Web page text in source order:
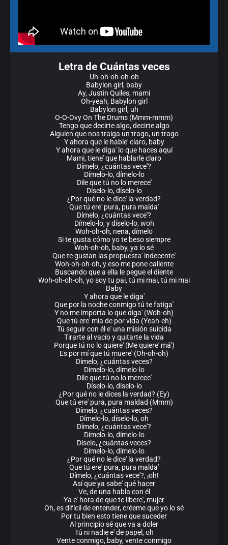
Letra de Cuántas veces
Uh-oh-oh-oh-oh
Babylon girl, baby
Ay, Justin Quiles, mami
Oh-yeah, Babylon girl
Babylon girl, uh
O-O-Ovy On The Drums (Mmm-mmm)
Tengo que decirte algo, decirte algo
Alguien que nos traiga un trago, un trago
Y ahora que le hable' claro, baby
Y ahora que le diga' lo que haces aquí
Mami, tiene' que hablarle claro
Dímelo, ¿cuántas vece'?
Dímelo-lo, dímelo-lo
Dile que tú no lo merece'
Díselo-lo, díselo-lo
¿Por qué no le dice' la verdad?
Que tú ere' pura, pura malda'
Dímelo, ¿cuántas vece'?
Dímelo-lo, y díselo-lo, woh
Woh-oh-oh, nena, dímelo
Si te gusta cómo yo te beso siempre
Woh-oh-oh, baby, ya lo sé
Que te gustan las propuesta' indecente'
Woh-oh-oh-oh, y eso me pone caliente
Buscando que a ella le pegue el diente
Woh-oh-oh-oh, yo soy tu pai, tú mi mai, tú mi mai
Baby
Y ahora que le diga'
Que por la noche conmigo tú te fatiga'
Y no me importa lo que diga' (Woh-oh)
Que tú ere' mía de por vida (Yeah-eh)
Tú seguir con él e' una misión suicida
Tirarte al vacío y quitarte la vida
Porque tú no lo quiere' (Me quiere' má')
Es por mí que tú muere' (Oh-oh-oh)
Dímelo, ¿cuántas veces?
Dímelo-lo, dímelo-lo
Dile que tú no lo merece'
Díselo-lo, díselo-lo
¿Por qué no le dices la verdad? (Ey)
Que tú ere' pura, pura maldad (Mmm)
Dímelo, ¿cuántas veces?
Dímelo-lo, díselo-lo, oh
Dímelo, ¿cuántas vece'?
Dímelo-lo, dímelo-lo
Díselo, ¿cuántas veces?
Dímelo-lo, dímelo-lo
¿Por qué no le dice' la verdad?
Que tú ere' pura, pura malda'
Dímelo, ¿cuántas vece'?, ¡oh!
Así que ya sabe' qué hacer
Ve, de una habla con él
Ya e' hora de que te libere', mujer
Oh, es difícil de entender, créeme que yo lo sé
Por tu bien esto tiene que suceder
Al principio sé que va a doler
Tú ni nadie e' de papel, oh
Vente conmigo, baby, vente conmigo